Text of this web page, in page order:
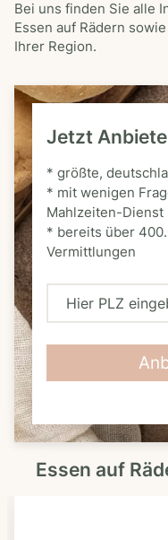
Bei uns finden Sie alle
Essen auf Rädern
Ihrer Region.
Jetzt
* größte,
* mit wenigen
Mahlzeiten-Dienst
* bereits über
Vermittlungen
H
L
Z
Essen auf